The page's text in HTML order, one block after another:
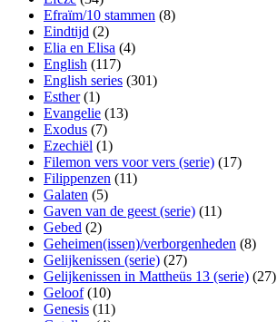
Efraïm/10 stammen (8)
Eindtijd (2)
Elia en Elisa (4)
English (117)
English series (301)
Esther(1)
Evangelie (13)
Exodus (7)
Ezechiël (1)
Filemon vers voor vers (serie) (17)
Filippenzen (11)
Galaten (5)
Gaven van de geest (serie) (11)
Gebed (2)
Geheimen(issen)/verborgenheden (8)
Gelijkenissen (serie) (27)
Gelijkenissen in Mattheüs 13 (serie) (27)
Geloof(10)
Genesis (11)